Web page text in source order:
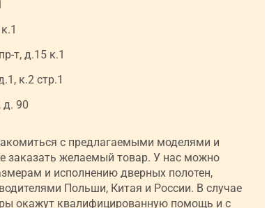
т, д.15 к.1
к.2 стр.1
д. 90
с предлагаемыми моделями и
заказать желаемый товар. У нас можно
и исполнению дверных полотен,
Польши, Китая и России. В случае
окажут квалифицированную помощь и с